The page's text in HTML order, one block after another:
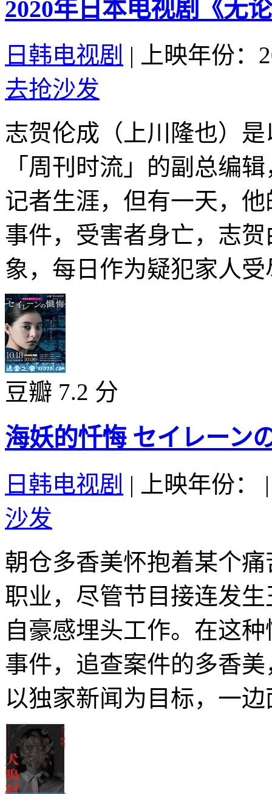
2020年日本电视剧《无
日韩电视剧 |
上映年份：
去抢沙发
志贺伦成（上川隆也）
「周刊时流」的副总编
记者生涯，但有一天，
事件，受害者身亡，志
象，每日作为疑犯家人
豆瓣 7.2 分
海妖的忏悔 セイレーン
日韩电视剧 | 上映年份：
|
沙发
朝仓多香美怀抱着某个
职业，尽管节目接连发
自豪感埋头工作。在这
事件，追查案件的多香
以独家新闻为目标，一